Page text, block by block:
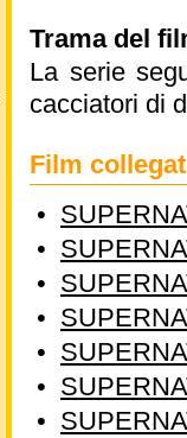
Trama del
La serie
cacciatori di
Film
•
•
•
•
•
•
•